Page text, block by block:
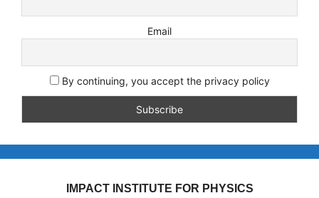
Email
By continuing, you accept the privacy policy
IMPACT INSTITUTE FOR PHYSICS